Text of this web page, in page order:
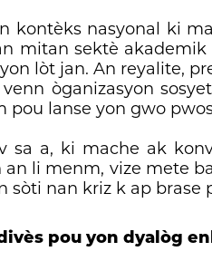
kontèks nasyonal ki
mitan sektè
lòt jan. An reyalite,
òganizasyon
pou lanse yon gwo
sa a, ki mache ak
an li menm, vize mete
sòti nan kriz k ap brase
pou yon dyalòg